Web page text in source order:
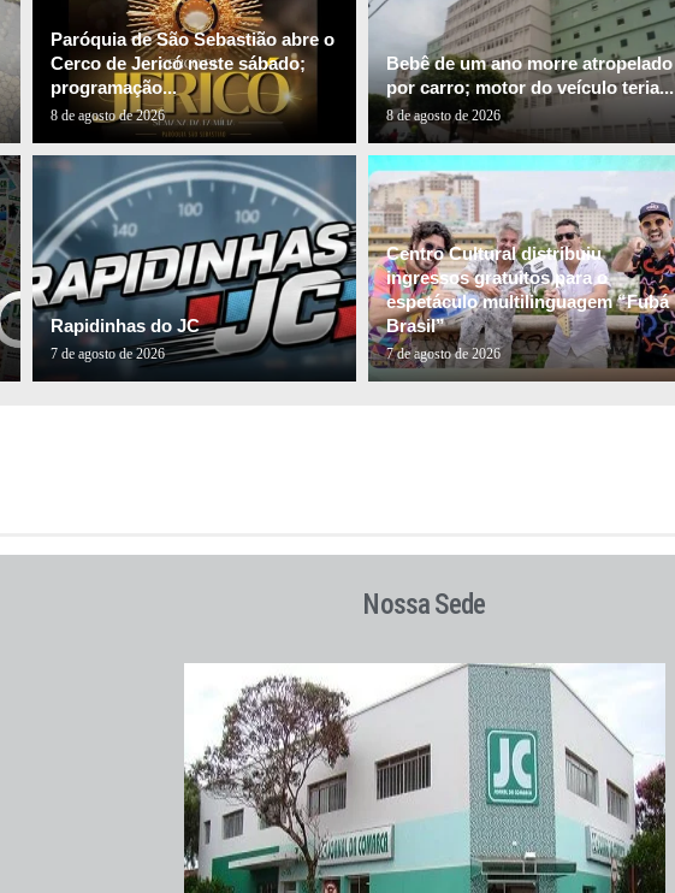
Paróquia de São Sebastião abre o
Cerco de Jericó neste sábado;
programação...
8 de agosto de 2026
Bebê de um ano morre atropelado
por carro; motor do veículo teria...
8 de agosto de 2026
Rapidinhas do JC
7 de agosto de 2026
Centro Cultural distribuiu
ingressos gratuitos para o
espetáculo multilinguagem “Fubá
Brasil”
7 de agosto de 2026
Nossa Sede